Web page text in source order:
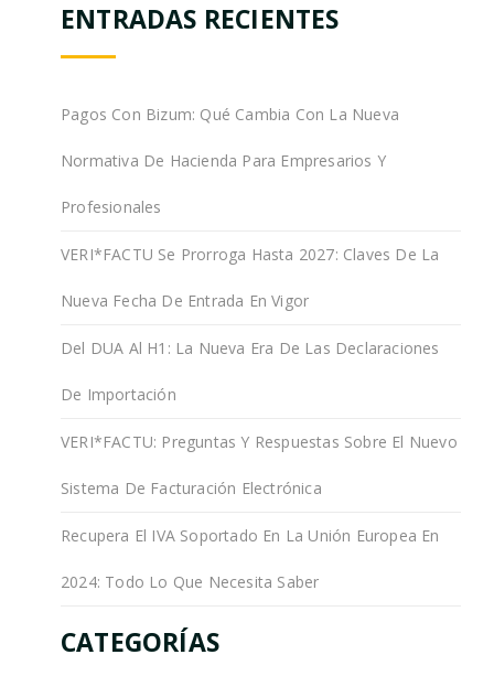
ENTRADAS RECIENTES
Pagos Con Bizum: Qué Cambia Con La Nueva
Normativa De Hacienda Para Empresarios Y
Profesionales
VERI*FACTU Se Prorroga Hasta 2027: Claves De La
Nueva Fecha De Entrada En Vigor
Del DUA Al H1: La Nueva Era De Las Declaraciones
De Importación
VERI*FACTU: Preguntas Y Respuestas Sobre El Nuevo
Sistema De Facturación Electrónica
Recupera El IVA Soportado En La Unión Europea En
2024: Todo Lo Que Necesita Saber
CATEGORÍAS